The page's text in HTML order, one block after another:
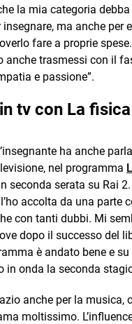
la mia categoria debba
ma anche per
fare a proprie
anche trasmessi con il
e passione”.
tv con La fisica
ha anche
nel programma
seconda serata su Rai
accolta da una parte
con tanti dubbi. Mi
dopo il successo del
è andato bene e su
in onda la seconda
anche per la musica,
moltissimo.